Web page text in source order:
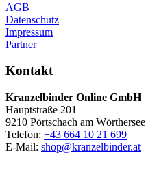
AGB
Datenschutz
Impressum
Partner
Kontakt
Kranzelbinder Online GmbH
Hauptstraße 201
9210 Pörtschach am Wörthersee
Telefon: +43 664 10 21 699
E-Mail: shop@kranzelbinder.at